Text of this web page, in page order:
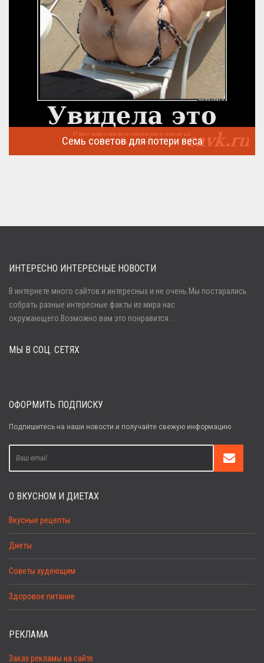
Семь советов для потери веса
Войти
Забыли пароль?
ИНТЕРЕСНО ИНТЕРЕСНЫЕ НОВОСТИ
В интернете много сайтов.и интересных и не очень.Мы постарались
собрать разные интересные факты из мира нас
окружающего.Возможно вам это понравится. .
МЫ В СОЦ. СЕТЯХ
ОФОРМИТЬ ПОДПИСКУ
Подпишитесь на наши новости и получайте свежую информацию
О ВКУСНОМ И ДИЕТАХ
Вкусные рецепты
Диеты
Советы худеющим
Здоровое питание
РЕКЛАМА
Заказ рекламы на сайте